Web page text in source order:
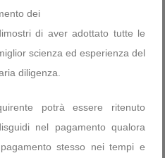
dei
di aver adottato tutte le
scienza ed esperienza del
diligenza.
potrà essere ritenuto
nel pagamento qualora
stesso nei tempi e